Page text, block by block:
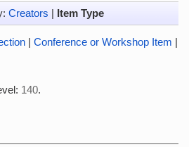
Creators | Item Type
| Conference or Workshop Item |
140.